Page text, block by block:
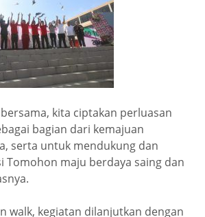
kita ciptakan perluasan
bagian dari kemajuan
serta untuk mendukung dan
Tomohon maju berdaya saing dan
walk, kegiatan dilanjutkan dengan